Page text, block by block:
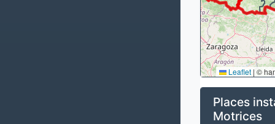
Leaflet | ©
Places
Motrices